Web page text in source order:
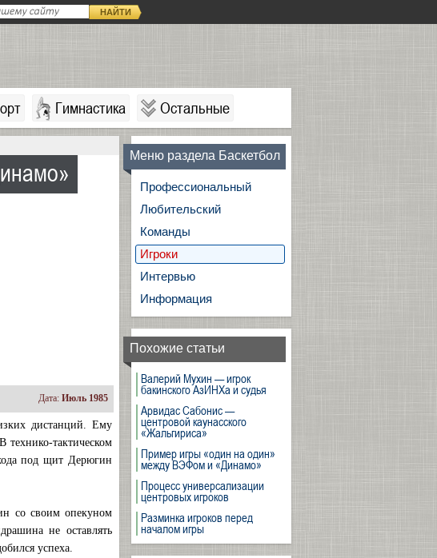
НАЙТИ
Гимнастика Остальные
Дата: Июль 1985
дистанций. Ему
технико-тактическом
под щит Дерюгин
со своим опекуном
не оставлять
успеха.
Меню раздела Баскетбол
Профессиональный
Любительский
Команды
Игроки
Интервью
Информация
Похожие статьи
Валерий Мухин — игрок
бакинского АзИНХа и судья
Арвидас Сабонис —
центровой каунасского
«Жальгириса»
Пример игры «один на один»
между ВЭФом и «Динамо»
Процесс универсализации
центровых игроков
Разминка игроков перед
началом игры